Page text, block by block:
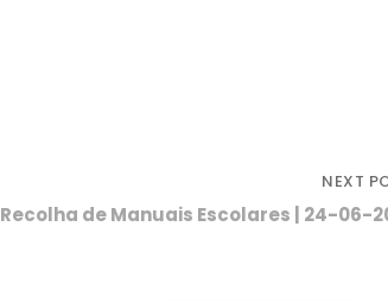
NEXT
Recolha de Manuais Escolares | 24-06-